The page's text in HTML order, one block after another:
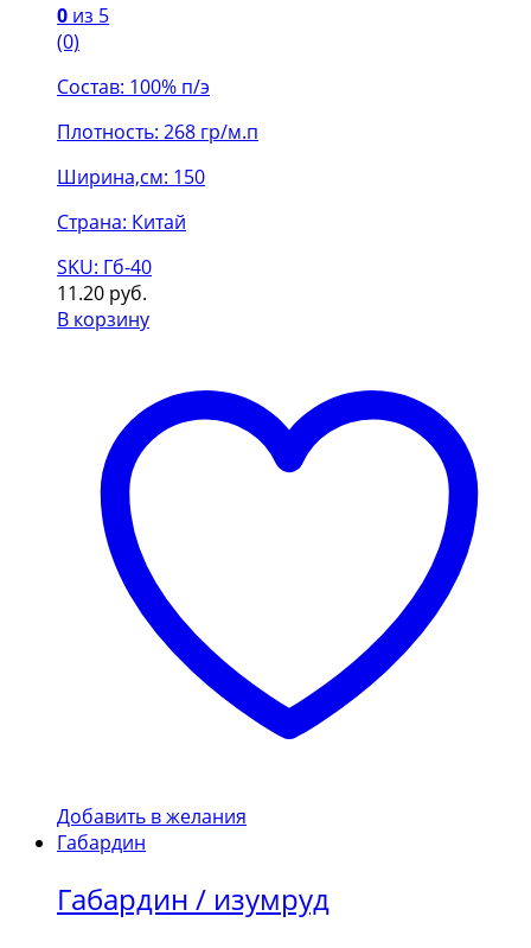
0 из 5
(0)
Состав: 100% п/э
Плотность: 268 гр/м.п
Ширина,см: 150
Страна: Китай
SKU: Гб-40
11.20 руб.
В корзину
Добавить в желания
Габардин
Габардин / изумруд